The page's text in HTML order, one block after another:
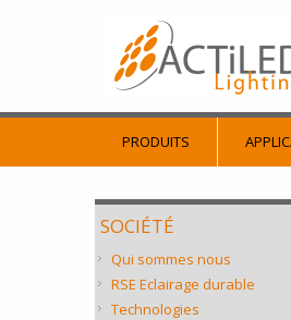
PRODUITS
SOCIÉTÉ
Qui sommes nous
RSE Eclairage durable
Technologies